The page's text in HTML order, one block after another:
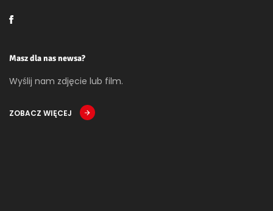
Masz dla nas newsa?
Wyślij nam zdjęcie lub film.
ZOBACZ WIĘCEJ